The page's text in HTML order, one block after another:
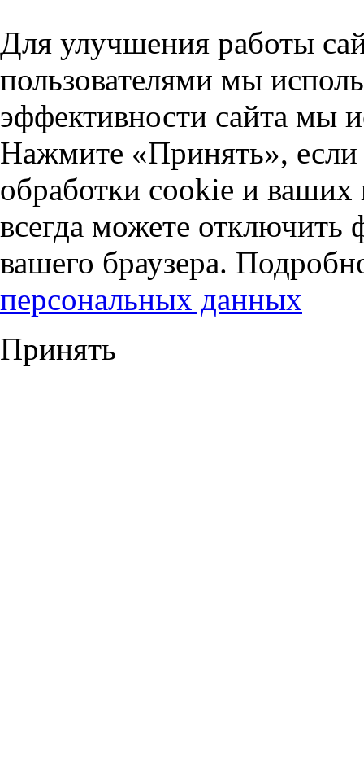
Для улучшения работы
пользователями мы
эффективности сайта мы
Нажмите «Принять», если
обработки cookie и
всегда можете отключить
вашего браузера.
персональных данных
Принять